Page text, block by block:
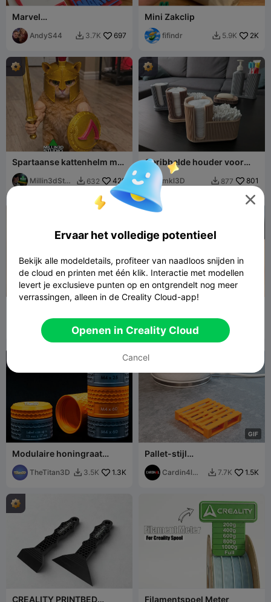
Marvel
Sleutelhangercollectie 1
AndyS44  3.7K 697
Mini Zakclip
fifindr  5.9K 2K
Spartaanse kattenhelm met
zwaard- en schildarmen
Millin3dStud
 632 420
Geribbelde houder voor
wattenschijfjes en
wattenstaafjes
mkl3D  877 801
fifindr  1.2K 406 fifindr 2K
Modulaire honingraat
opbergcontainer /
Labelruimte
TheTitan3D  3.5K 1.3K
GIF

Pallet-stijl
drankjesonderzetter
Cardin4l
 7.7K 1.5K
CREALITY PRINTBED
Filamentspoel Meter

Ervaar het volledige potentieel
Bekijk alle modeldetails, profiteer van naadloos snijden in
de cloud en printen met één klik. Interactie met modellen
levert je exclusieve punten op en ontgrendelt nog meer
verrassingen, alleen in de Creality Cloud-app!
Openen in Creality Cloud
Cancel